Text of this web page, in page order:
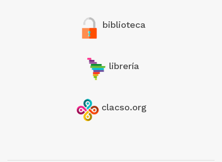
biblioteca
librería
clacso.org